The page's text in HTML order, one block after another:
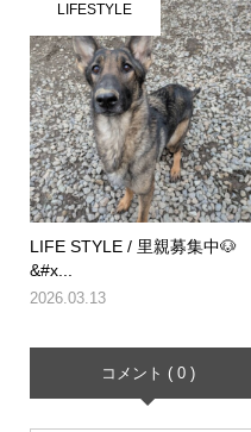
LIFESTYLE
LIFE STYLE / 里親募集中🐶
&#x...
2026.03.13
コメント ( 0 )